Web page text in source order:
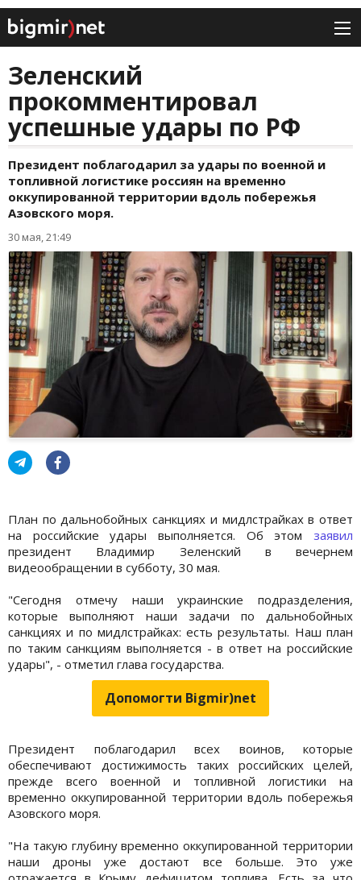
Зеленский
прокомментировал
успешные удары по РФ
Президент поблагодарил за удары по военной и
топливной логистике россиян на временно
оккупированной территории вдоль побережья
Азовского моря.
30 мая, 21:49
План по дальнобойных санкциях и мидлстрайках в ответ
на российские удары выполняется. Об этом заявил
президент Владимир Зеленский в вечернем
видеообращении в субботу, 30 мая.
"Сегодня отмечу наши украинские подразделения,
которые выполняют наши задачи по дальнобойных
санкциях и по мидлстрайках: есть результаты. Наш план
по таким санкциям выполняется - в ответ на российские
удары", - отметил глава государства.
Допомогти Bigmir)net
Президент поблагодарил всех воинов, которые
обеспечивают достижимость таких российских целей,
прежде всего военной и топливной логистики на
временно оккупированной территории вдоль побережья
Азовского моря.
"На такую глубину временно оккупированной территории
наши дроны уже достают все больше. Это уже